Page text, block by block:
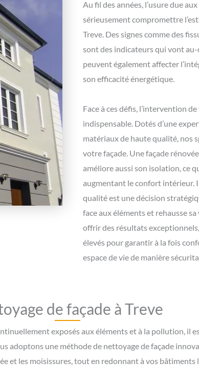
Au fil des années, l’usure due
sérieusement compromettre
Treve. Des signes comme des
sont des indicateurs qui vont
peuvent également affecter
son efficacité énergétique.
Face à ces défis, l’intervention
indispensable. Dotés d’une
matériaux de haute qualité, nos
votre façade. Une façade
améliore aussi son isolation, ce
augmentant le confort intérieur.
qualité est une décision
face aux éléments et rehausse
offrir des résultats
élevés pour garantir à la fois
espace de vie de manière
de façade à Treve
exposés aux éléments et à la pollution, il
adoptons une méthode de nettoyage de façade
et les moisissures, tout en redonnant à vos bâtiments